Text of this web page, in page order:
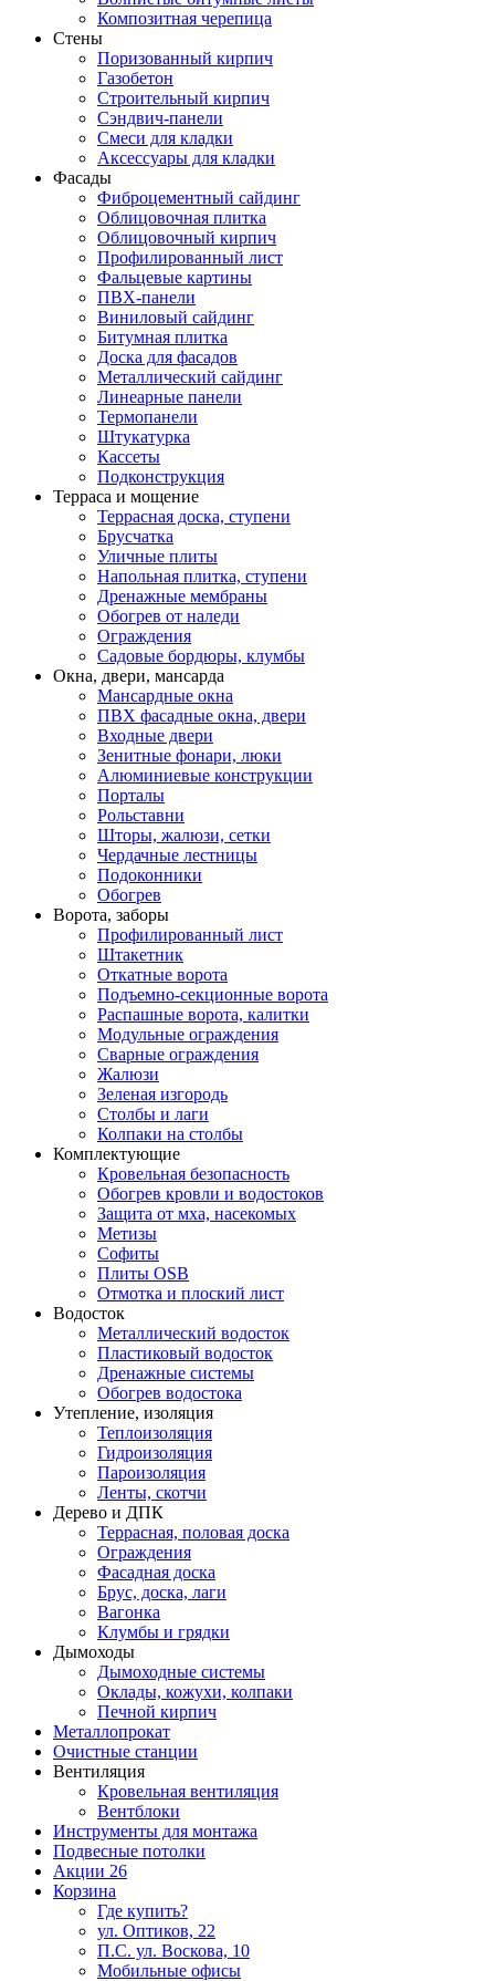
Композитная черепица
Стены
Поризованный кирпич
Газобетон
Строительный кирпич
Сэндвич-панели
Смеси для кладки
Аксессуары для кладки
Фасады
Фиброцементный сайдинг
Облицовочная плитка
Облицовочный кирпич
Профилированный лист
Фальцевые картины
ПВХ-панели
Виниловый сайдинг
Битумная плитка
Доска для фасадов
Металлический сайдинг
Линеарные панели
Термопанели
Штукатурка
Кассеты
Подконструкция
Терраса и мощение
Террасная доска, ступени
Брусчатка
Уличные плиты
Напольная плитка, ступени
Дренажные мембраны
Обогрев от наледи
Ограждения
Садовые бордюры, клумбы
Окна, двери, мансарда
Мансардные окна
ПВХ фасадные окна, двери
Входные двери
Зенитные фонари, люки
Алюминиевые конструкции
Порталы
Рольставни
Шторы, жалюзи, сетки
Чердачные лестницы
Подоконники
Обогрев
Ворота, заборы
Профилированный лист
Штакетник
Откатные ворота
Подъемно-секционные ворота
Распашные ворота, калитки
Модульные ограждения
Сварные ограждения
Жалюзи
Зеленая изгородь
Столбы и лаги
Колпаки на столбы
Комплектующие
Кровельная безопасность
Обогрев кровли и водостоков
Защита от мха, насекомых
Метизы
Софиты
Плиты OSB
Отмотка и плоский лист
Водосток
Металлический водосток
Пластиковый водосток
Дренажные системы
Обогрев водостока
Утепление, изоляция
Теплоизоляция
Гидроизоляция
Пароизоляция
Ленты, скотчи
Дерево и ДПК
Террасная, половая доска
Ограждения
Фасадная доска
Брус, доска, лаги
Вагонка
Клумбы и грядки
Дымоходы
Дымоходные системы
Оклады, кожухи, колпаки
Печной кирпич
Металлопрокат
Очистные станции
Вентиляция
Кровельная вентиляция
Вентблоки
Инструменты для монтажа
Подвесные потолки
Акции 26
Корзина
Где купить?
ул. Оптиков, 22
П.С. ул. Воскова, 10
Мобильные офисы